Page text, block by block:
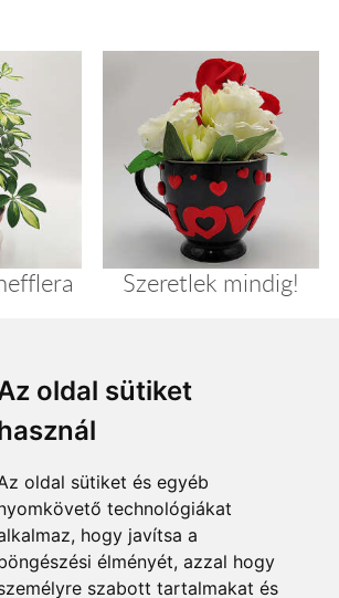
oldal sütiket
oldal sütiket és egyéb
technológiákat
hogy javítsa a
élményét, azzal hogy
szabott tartalmakat és
Szeretlek mindig!
2 3 ...
Elfogadott fizetési módok